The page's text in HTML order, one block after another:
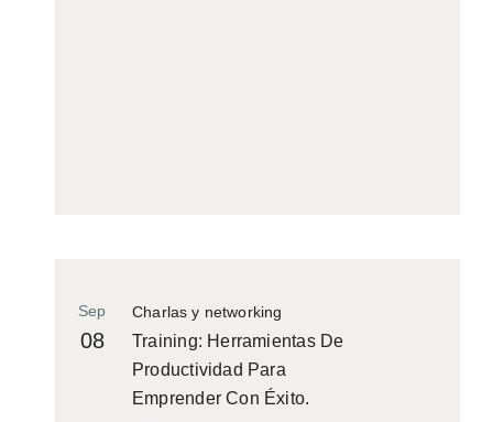
Charlas y networking
Sep
08
Training: Herramientas De
Productividad Para
Emprender Con Éxito.